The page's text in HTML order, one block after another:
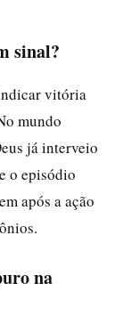
sinal?
vitória
mundo
já interveio
o episódio
após a ação
na